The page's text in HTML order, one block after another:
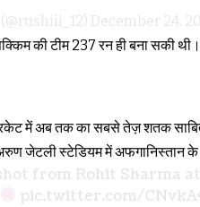
(@rushiii_12) December 24,
की टीम 237 रन ही बना सकी
में अब तक का सबसे तेज़ शतक
जेटली स्टेडियम में अफगानिस्तान के
from Rohit Sharma
pic.twitter.com/